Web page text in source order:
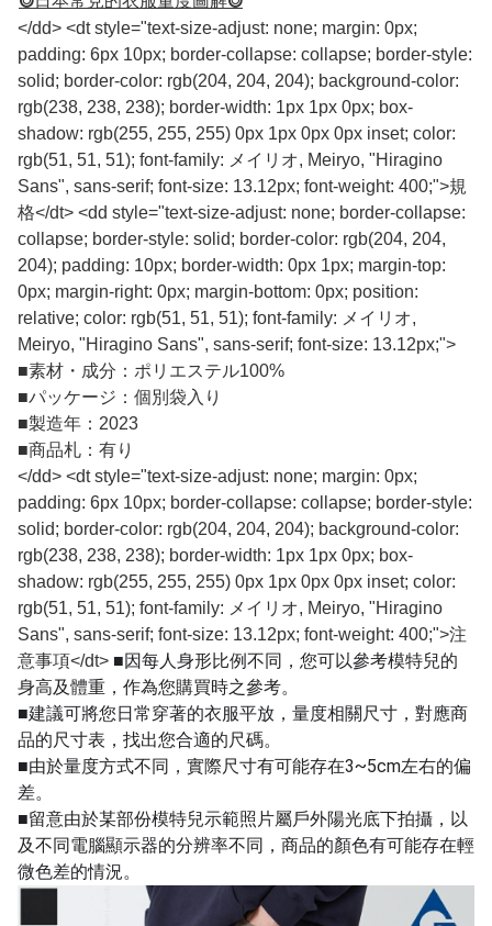
</dd> <dt style="text-size-adjust: none; margin: 0px;
padding: 6px 10px; border-collapse: collapse; border-style:
solid; border-color: rgb(204, 204, 204); background-color:
rgb(238, 238, 238); border-width: 1px 1px 0px; box-
shadow: rgb(255, 255, 255) 0px 1px 0px 0px inset; color:
rgb(51, 51, 51); font-family: メイリオ, Meiryo, "Hiragino
Sans", sans-serif; font-size: 13.12px; font-weight: 400;">規
格</dt> <dd style="text-size-adjust: none; border-collapse:
collapse; border-style: solid; border-color: rgb(204, 204,
204); padding: 10px; border-width: 0px 1px; margin-top:
0px; margin-right: 0px; margin-bottom: 0px; position:
relative; color: rgb(51, 51, 51); font-family: メイリオ,
Meiryo, "Hiragino Sans", sans-serif; font-size: 13.12px;">
■素材・成分：ポリエステル100%
■パッケージ：個別袋入り
■製造年：2023
■商品札：有り
</dd> <dt style="text-size-adjust: none; margin: 0px;
padding: 6px 10px; border-collapse: collapse; border-style:
solid; border-color: rgb(204, 204, 204); background-color:
rgb(238, 238, 238); border-width: 1px 1px 0px; box-
shadow: rgb(255, 255, 255) 0px 1px 0px 0px inset; color:
rgb(51, 51, 51); font-family: メイリオ, Meiryo, "Hiragino
Sans", sans-serif; font-size: 13.12px; font-weight: 400;">注
意事項</dt> ■因每人身形比例不同，您可以參考模特兒的
身高及體重，作為您購買時之參考。
■建議可將您日常穿著的衣服平放，量度相關尺寸，對應商
品的尺寸表，找出您合適的尺碼。
■由於量度方式不同，實際尺寸有可能存在3~5cm左右的偏
差。
■留意由於某部份模特兒示範照片屬戶外陽光底下拍攝，以
及不同電腦顯示器的分辨率不同，商品的顏色有可能存在輕
微色差的情況。